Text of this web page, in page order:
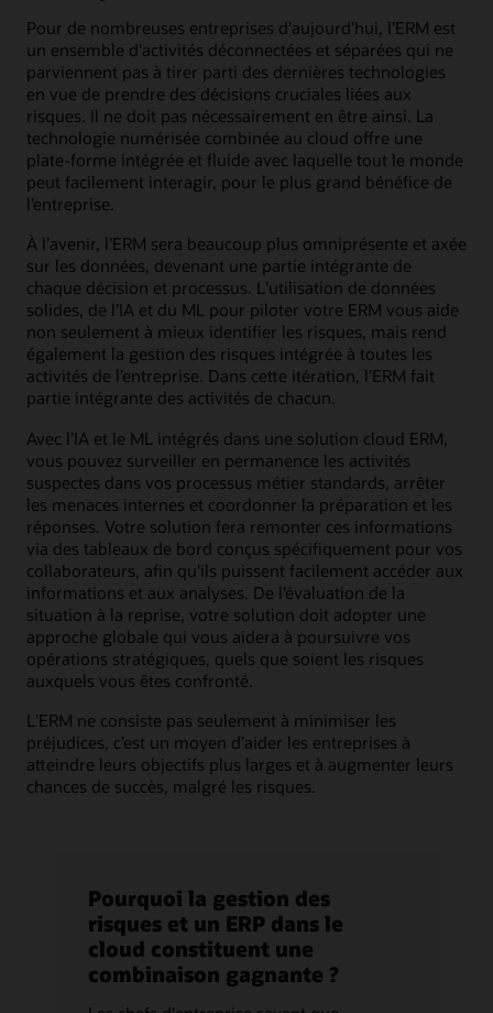
Pour de nombreuses entreprises d’aujourd’hui, l’ERM est
un ensemble d’activités déconnectées et séparées qui ne
parviennent pas à tirer parti des dernières technologies
en vue de prendre des décisions cruciales liées aux
risques. Il ne doit pas nécessairement en être ainsi. La
technologie numérisée combinée au cloud offre une
plate-forme intégrée et fluide avec laquelle tout le monde
peut facilement interagir, pour le plus grand bénéfice de
l’entreprise.
À l’avenir, l’ERM sera beaucoup plus omniprésente et axée
sur les données, devenant une partie intégrante de
chaque décision et processus. L’utilisation de données
solides, de l’IA et du ML pour piloter votre ERM vous aide
non seulement à mieux identifier les risques, mais rend
également la gestion des risques intégrée à toutes les
activités de l’entreprise. Dans cette itération, l’ERM fait
partie intégrante des activités de chacun.
Avec l’IA et le ML intégrés dans une solution cloud ERM,
vous pouvez surveiller en permanence les activités
suspectes dans vos processus métier standards, arrêter
les menaces internes et coordonner la préparation et les
réponses. Votre solution fera remonter ces informations
via des tableaux de bord conçus spécifiquement pour vos
collaborateurs, afin qu’ils puissent facilement accéder aux
informations et aux analyses. De l’évaluation de la
situation à la reprise, votre solution doit adopter une
approche globale qui vous aidera à poursuivre vos
opérations stratégiques, quels que soient les risques
auxquels vous êtes confronté.
L’ERM ne consiste pas seulement à minimiser les
préjudices, c’est un moyen d’aider les entreprises à
atteindre leurs objectifs plus larges et à augmenter leurs
chances de succès, malgré les risques.
Pourquoi la gestion des
risques et un ERP dans le
cloud constituent une
combinaison gagnante ?